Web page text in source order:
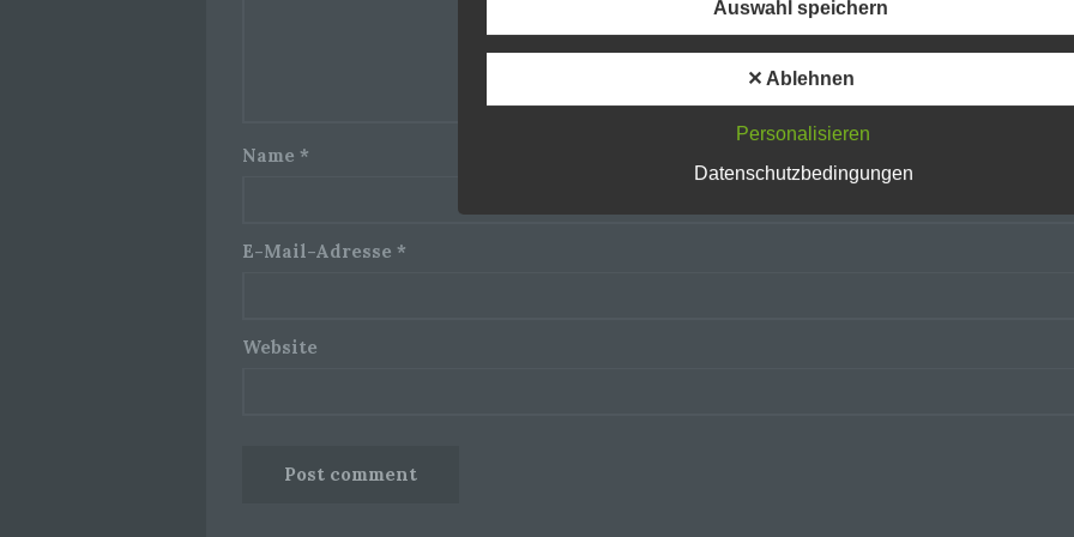
Name *
E-Mail-Adresse *
Website
Betroffene Person ist jede identifizierte oder identifizierbare natürliche
Verantwortlichen verarbeitet werden.
Verarbeitung ist jeder mit oder ohne Hilfe automatisierter Verfahren
mit personenbezogenen Daten wie das Erheben, das Erfassen, die
Auswahl speichern
✕ Ablehnen
Personalisieren
Datenschutzbedingungen